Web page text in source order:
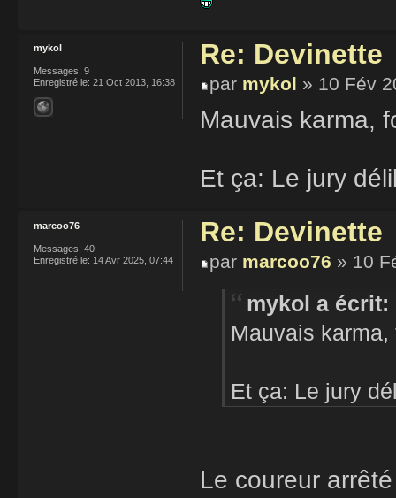
Re: Devinette
par mykol » 10 Fév
Mauvais karma,
Et ça: Le jury
mykol
Messages: 9
Enregistré le: 21 Oct 2013, 16:38
Re: Devinette
par marcoo76 » 10
mykol a écrit:
Mauvais karma,
Et ça: Le jury
Le coureur
marcoo76
Messages: 40
Enregistré le: 14 Avr 2025, 07:44